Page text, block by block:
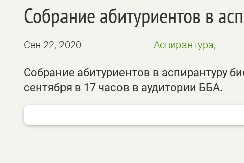
Собрание абитуриентов в
Сен 22, 2020 Аспирантура,
Собрание абитуриентов в аспирантуру
сентября в 17 часов в аудитории ББА.